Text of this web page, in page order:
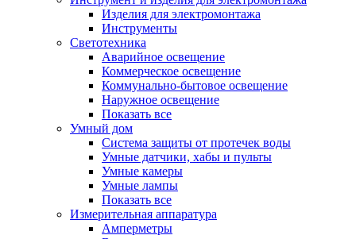
Изделия для электромонтажа
Инструменты
Светотехника
Аварийное освещение
Коммерческое освещение
Коммунально-бытовое освещение
Наружное освещение
Показать все
Умный дом
Система защиты от протечек воды
Умные датчики, хабы и пульты
Умные камеры
Умные лампы
Показать все
Измерительная аппаратура
Амперметры